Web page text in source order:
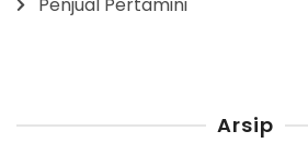
Arsip